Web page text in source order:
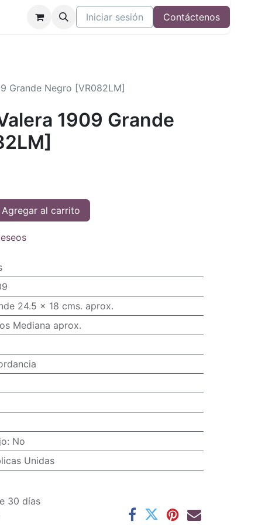
Iniciar sesión Contáctenos
Grande Negro [VR082LM]
1909 Grande
Agregar al carrito
24.5 x 18 cms. aprox.
Mediana aprox.
: No
Unidas
30 días